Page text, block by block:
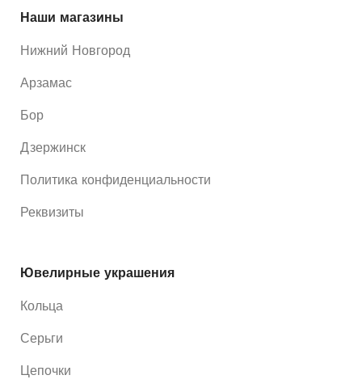
Наши магазины
Нижний Новгород
Арзамас
Бор
Дзержинск
Политика конфиденциальности
Реквизиты
Ювелирные украшения
Кольца
Серьги
Цепочки